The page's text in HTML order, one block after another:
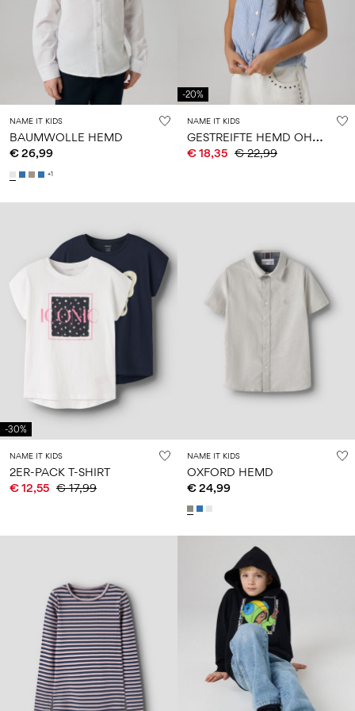
NAME IT KIDS
BAUMWOLLE HEMD
€ 26,99
+1
-20%
NAME IT KIDS
G
ESTREIFTE HEMD OHNE ÄRMEL
€ 18,35 € 22,99
-30%
NAME IT KIDS
2ER-PACK T-SHIRT
€ 12,55 € 17,99
NAME IT KIDS
OXFORD HEMD
€ 24,99